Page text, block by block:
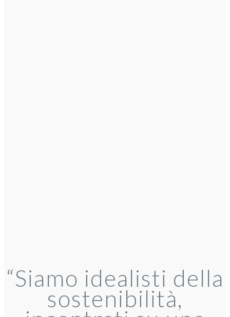
“Siamo idealisti della
sostenibilità,